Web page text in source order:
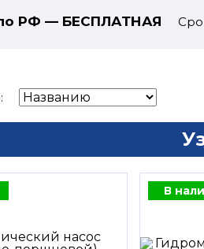
РФ — БЕСПЛАТНАЯ
В